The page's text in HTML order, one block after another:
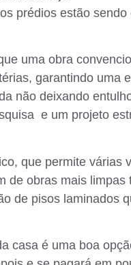
prédios estão
uma obra
garantindo uma
não deixando
e um projeto
que permite várias
de obras mais limpas
de pisos laminados
casa é uma boa